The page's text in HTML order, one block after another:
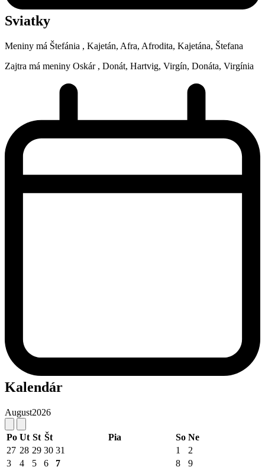
Sviatky
Meniny má Štefánia , Kajetán, Afra, Afrodita, Kajetána, Štefana
Zajtra má meniny Oskár , Donát, Hartvig, Virgín, Donáta, Virgínia
Kalendár
August2026
Po Ut St Št Pia So Ne
27 28 29 30 31 1
2
3
4 5 6 7 8 9